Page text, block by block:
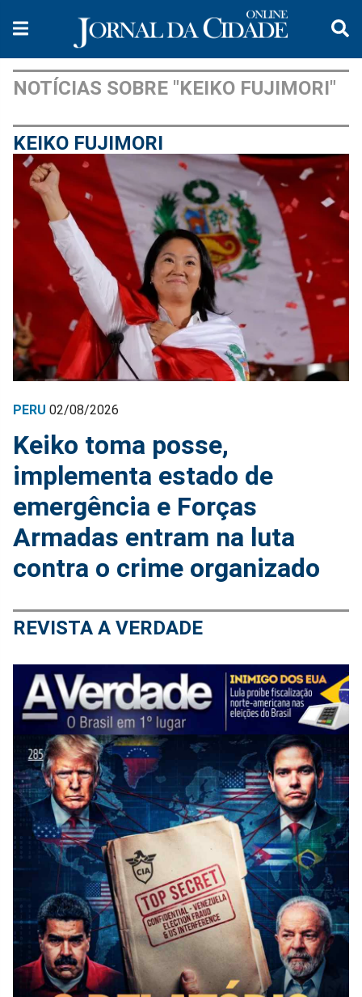
NOTÍCIAS SOBRE "KEIKO FUJIMORI"
KEIKO FUJIMORI
PERU 02/08/2026
Keiko toma posse,
implementa estado de
emergência e Forças
Armadas entram na luta
contra o crime organizado
REVISTA A VERDADE